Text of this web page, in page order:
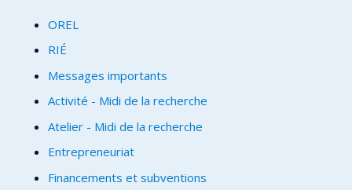
OREL
RIÉ
Messages importants
Activité - Midi de la recherche
Atelier - Midi de la recherche
Entrepreneuriat
Financements et subventions